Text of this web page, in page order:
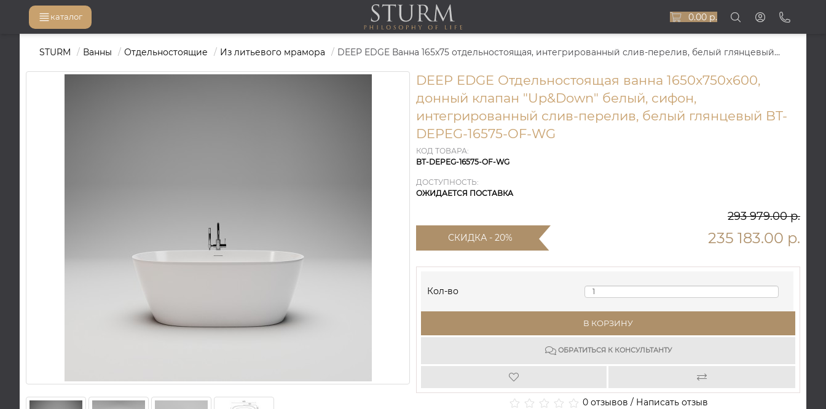
каталог 0.00 р.
STURM Ванны Отдельностоящие Из литьевого мрамора DEEP EDGE Ванна 165x75 отдельностоящая, интегрированный слив-перелив, белый глянцевый BT-DEPEG-16575-OF-WG
DEEP EDGE Отдельностоящая ванна 1650x750x600,
донный клапан "Up&Down" белый, сифон,
интегрированный слив-перелив, белый глянцевый BT-
DEPEG-16575-OF-WG
КОД ТОВАРА:
BT-DEPEG-16575-OF-WG
ДОСТУПНОСТЬ:
ОЖИДАЕТСЯ ПОСТАВКА
293 979.00 р.
СКИДКА - 20% 235 183.00 р.
Кол-во
В КОРЗИНУ
ОБРАТИТЬСЯ К КОНСУЛЬТАНТУ
0 отзывов / Написать отзыв